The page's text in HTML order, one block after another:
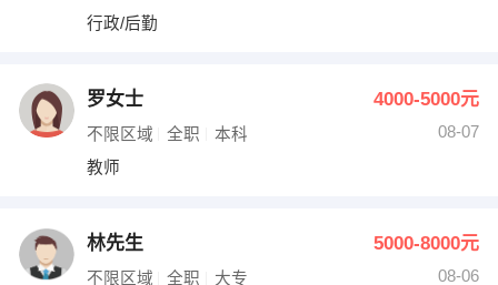
行政/后勤
罗女士 4000-5000元
不限区域 全职 本科
08-07
教师
林先生 5000-8000元
不限区域 全职 大专
08-06